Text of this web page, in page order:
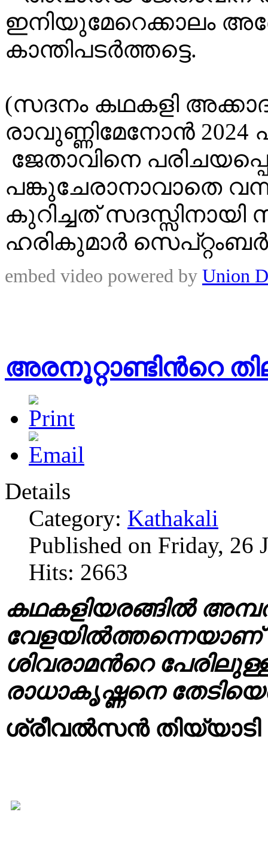
ഇനിയുമേറെക്കാലം
കാന്തിപടർത്തട്ടെ.
(സദനം കഥകളി
രാവുണ്ണിമേനോൻ
ജേതാവിനെ
പങ്കുചേരാനാവാതെ
കുറിച്ചത് സദസ്സിനായി
ഹരികുമാർ സെപ്റ്റംബർ
embed video powered by Union
അരനൂറ്റാണ്ടിൻറെ
Details
Category: Kathakali
Published on Friday, 26
Hits: 2663
കഥകളിയരങ്ങിൽ
ശിവരാമൻറെ
രാധാകൃഷ്ണനെ
ശ്രീവൽസൻ തിയ്യാടി